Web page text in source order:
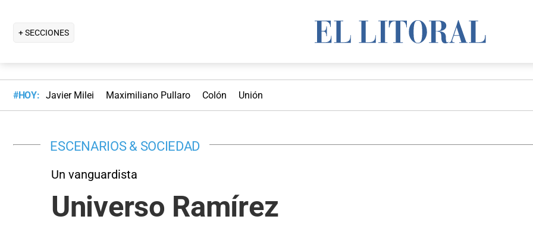
+ SECCIONES
#HOY: Javier Milei Maximiliano Pullaro Colón Unión
ESCENARIOS & SOCIEDAD
Un vanguardista
Universo Ramírez